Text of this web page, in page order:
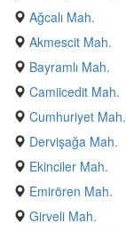
Ağcalı Mah.
Akmescit Mah.
Bayramlı Mah.
Camiicedit Mah.
Cumhuriyet Mah.
Dervişağa Mah.
Ekinciler Mah.
Emirören Mah.
Girveli Mah.